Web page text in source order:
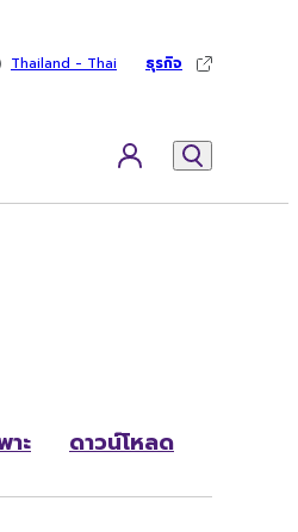
Thailand - Thai ธุรกิจ
าะ ดาวน์โหลด